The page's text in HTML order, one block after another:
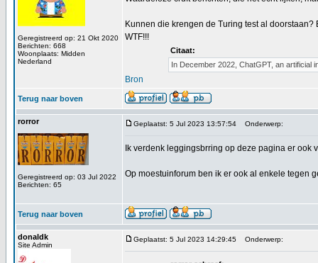
Geregistreerd op: 21 Okt 2020
Berichten: 668
Woonplaats: Midden
Nederland
Kunnen die krengen de Turing test al doorstaan?
WTF!!!
Citaat:
In December 2022, ChatGPT, an artificial
Bron
Terug naar boven
rorror
Geregistreerd op: 03 Jul 2022
Berichten: 65
Geplaatst: 5 Jul 2023 13:57:54 Onderwerp:
Ik verdenk leggingsbrring op deze pagina er ook
Op moestuinforum ben ik er ook al enkele tegen
Terug naar boven
donaldk
Site Admin
Geplaatst: 5 Jul 2023 14:29:45 Onderwerp: